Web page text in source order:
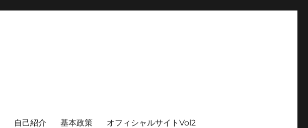
自己紹介 基本政策 オフィシャルサイトVol2